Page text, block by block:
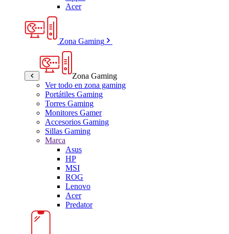
Acer
Zona Gaming
Zona Gaming
Ver todo en zona gaming
Portátiles Gaming
Torres Gaming
Monitores Gamer
Accesorios Gaming
Sillas Gaming
Marca
Asus
HP
MSI
ROG
Lenovo
Acer
Predator